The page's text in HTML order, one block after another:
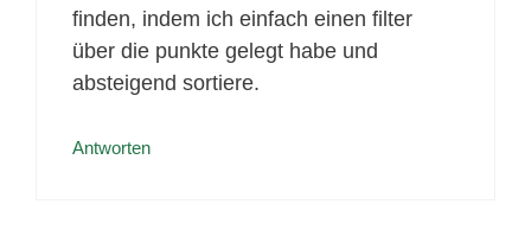
finden, indem ich einfach einen filter
über die punkte gelegt habe und
absteigend sortiere.
Antworten